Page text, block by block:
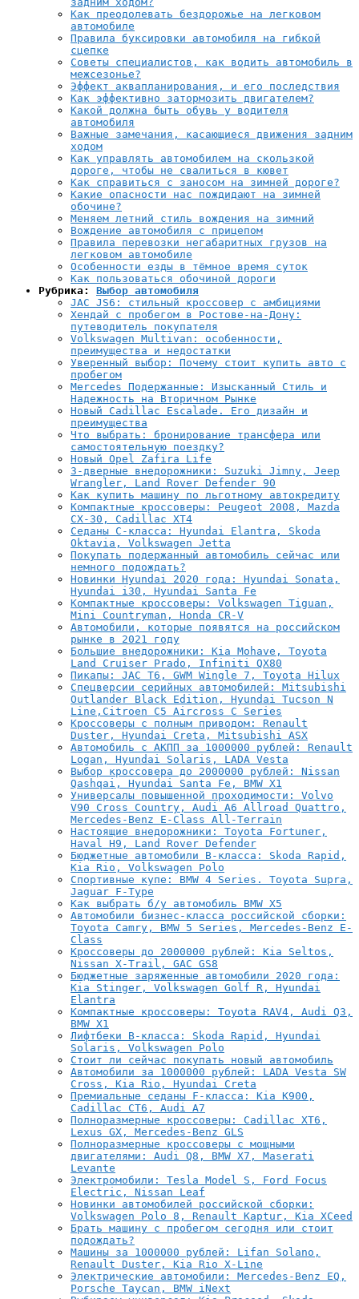
Как преодолевать бездорожье на легковом
автомобиле
Правила буксировки автомобиля на гибкой
сцепке
Советы специалистов, как водить автомобиль в
межсезонье?
Эффект аквапланирования, и его последствия
Как эффективно затормозить двигателем?
Какой должна быть обувь у водителя
автомобиля
Важные замечания, касающиеся движения задним
ходом
Как управлять автомобилем на скользкой
дороге, чтобы не свалиться в кювет
Как справиться с заносом на зимней дороге?
Какие опасности нас пождидают на зимней
обочине?
Меняем летний стиль вождения на зимний
Вождение автомобиля с прицепом
Правила перевозки негабаритных грузов на
легковом автомобиле
Особенности езды в тёмное время суток
Как пользоваться обочиной дороги
Рубрика: Выбор автомобиля
JAC JS6: стильный кроссовер с амбициями
Хендай с пробегом в Ростове-на-Дону:
путеводитель покупателя
Volkswagen Multivan: особенности,
преимущества и недостатки
Уверенный выбор: Почему стоит купить авто с
пробегом
Mercedes Подержанные: Изысканный Стиль и
Надежность на Вторичном Рынке
Новый Cadillac Escalade. Его дизайн и
преимущества
Что выбрать: бронирование трансфера или
самостоятельную поездку?
Новый Opel Zafira Life
3-дверные внедорожники: Suzuki Jimny, Jeep
Wrangler, Land Rover Defender 90
Как купить машину по льготному автокредиту
Компактные кроссоверы: Peugeot 2008, Mazda
CX-30, Cadillac XT4
Седаны C-класса: Hyundai Elantra, Skoda
Oktavia, Volkswagen Jetta
Покупать подержанный автомобиль сейчас или
немного подождать?
Новинки Hyundai 2020 года: Hyundai Sonata,
Hyundai i30, Hyundai Santa Fe
Компактные кроссоверы: Volkswagen Tiguan,
Mini Countryman, Honda CR-V
Автомобили, которые появятся на российском
рынке в 2021 году
Большие внедорожники: Kia Mohave, Toyota
Land Cruiser Prado, Infiniti QX80
Пикапы: JAC T6, GWM Wingle 7, Toyota Hilux
Спецверсии серийных автомобилей: Mitsubishi
Outlander Black Edition, Hyundai Tucson N
Line,Citroen C5 Aircross C Series
Кроссоверы с полным приводом: Renault
Duster, Hyundai Creta, Mitsubishi ASX
Автомобиль с АКПП за 1000000 рублей: Renault
Logan, Hyundai Solaris, LADA Vesta
Выбор кроссовера до 2000000 рублей: Nissan
Qashqai, Hyundai Santa Fe, BMW X1
Универсалы повышенной проходимости: Volvo
V90 Cross Country, Audi A6 Allroad Quattro,
Mercedes-Benz E-Class All-Terrain
Настоящие внедорожники: Toyota Fortuner,
Haval H9, Land Rover Defender
Бюджетные автомобили B-класса: Skoda Rapid,
Kia Rio, Volkswagen Polo
Спортивные купе: BMW 4 Series. Toyota Supra,
Jaguar F-Type
Как выбрать б/у автомобиль BMW X5
Автомобили бизнес-класса российской сборки:
Toyota Camry, BMW 5 Series, Mercedes-Benz E-
Class
Кроссоверы до 2000000 рублей: Kia Seltos,
Nissan X-Trail, GAC GS8
Бюджетные заряженные автомобили 2020 года:
Kia Stinger, Volkswagen Golf R, Hyundai
Elantra
Компактные кроссоверы: Toyota RAV4, Audi Q3,
BMW X1
Лифтбеки B-класса: Skoda Rapid, Hyundai
Solaris, Volkswagen Polo
Стоит ли сейчас покупать новый автомобиль
Автомобили за 1000000 рублей: LADA Vesta SW
Cross, Kia Rio, Hyundai Creta
Премиальные седаны F-класса: Kia K900,
Cadillac CT6, Audi A7
Полноразмерные кроссоверы: Cadillac XT6,
Lexus GX, Mercedes-Benz GLS
Полноразмерные кроссоверы с мощными
двигателями: Audi Q8, BMW X7, Maserati
Levante
Электромобили: Tesla Model S, Ford Focus
Electric, Nissan Leaf
Новинки автомобилей российской сборки:
Volkswagen Polo 8, Renault Kaptur, Kia XCeed
Брать машину с пробегом сегодня или стоит
подождать?
Машины за 1000000 рублей: Lifan Solano,
Renault Duster, Kia Rio X-Line
Электрические автомобили: Mercedes-Benz EQ,
Porsche Taycan, BMW iNext